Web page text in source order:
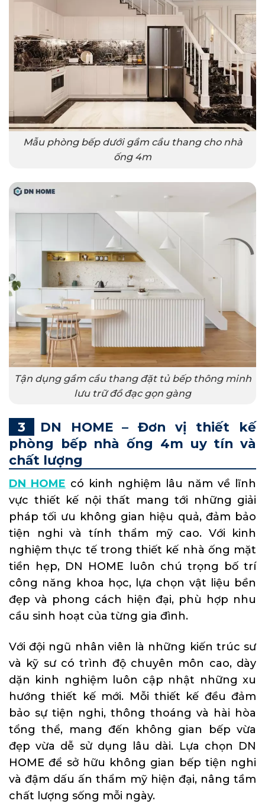
Mẫu phòng bếp dưới gầm cầu thang cho nhà
ống 4m
Tận dụng gầm cầu thang đặt tủ bếp thông minh
lưu trữ đồ đạc gọn gàng
DN HOME – Đơn vị thiết kế
phòng bếp nhà ống 4m uy tín và
chất lượng
DN HOME có kinh nghiệm lâu năm về lĩnh
vực thiết kế nội thất mang tới những giải
pháp tối ưu không gian hiệu quả, đảm bảo
tiện nghi và tính thẩm mỹ cao. Với kinh
nghiệm thực tế trong thiết kế nhà ống mặt
tiền hẹp, DN HOME luôn chú trọng bố trí
công năng khoa học, lựa chọn vật liệu bền
đẹp và phong cách hiện đại, phù hợp nhu
cầu sinh hoạt của từng gia đình.
Với đội ngũ nhân viên là những kiến trúc sư
và kỹ sư có trình độ chuyên môn cao, dày
dặn kinh nghiệm luôn cập nhật những xu
hướng thiết kế mới. Mỗi thiết kế đều đảm
bảo sự tiện nghi, thông thoáng và hài hòa
tổng thể, mang đến không gian bếp vừa
đẹp vừa dễ sử dụng lâu dài. Lựa chọn DN
HOME để sở hữu không gian bếp tiện nghi
và đậm dấu ấn thẩm mỹ hiện đại, nâng tầm
chất lượng sống mỗi ngày.